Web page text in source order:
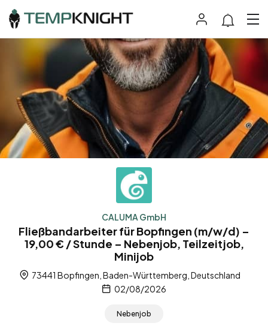
CALUMA GmbH
Fließbandarbeiter für Bopfingen (m/w/d) –
19,00 € / Stunde – Nebenjob, Teilzeitjob,
Minijob
73441 Bopfingen, Baden-Württemberg, Deutschland
02/08/2026
Nebenjob